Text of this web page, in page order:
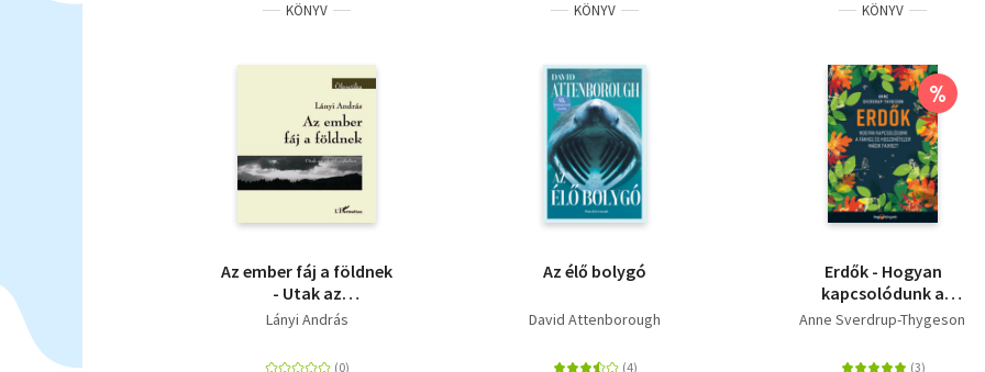
KÖNYV
Az ember fáj a földnek
- Utak az
ökofilozófiához
Lányi András
KÖNYV
Az élő bolygó
David Attenborough
KÖNYV
%
Erdők - Hogyan
kapcsolódunk a
fákhoz és
fajhoz?
Anne Sverdrup-Thygeson